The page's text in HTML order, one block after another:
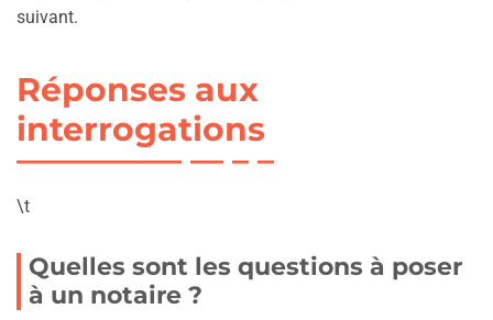
suivant.
Réponses aux
interrogations
\t
Quelles sont les questions à poser
à un notaire ?